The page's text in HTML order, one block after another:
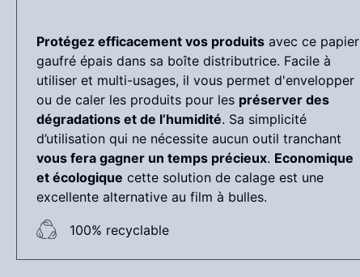
Protégez efficacement vos produits avec ce papier
gaufré épais dans sa boîte distributrice. Facile à
utiliser et multi-usages, il vous permet d'envelopper
ou de caler les produits pour les préserver des
dégradations et de l’humidité. Sa simplicité
d’utilisation qui ne nécessite aucun outil tranchant
vous fera gagner un temps précieux. Economique
et écologique cette solution de calage est une
excellente alternative au film à bulles.
100% recyclable